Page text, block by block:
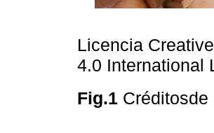
Licencia
4.0 International
Fig.1